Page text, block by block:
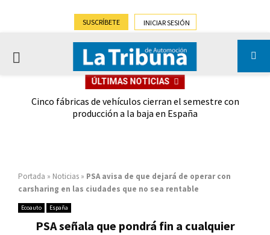
SUSCRÍBETE INICIAR SESIÓN
PRIMARY
ÚLTIMAS NOTICIAS
Cinco fábricas de vehículos cierran el semestre con
producción a la baja en España
Portada » Noticias » PSA avisa de que dejará de operar con
carsharing en las ciudades que no sea rentable
Ecoauto España
PSA señala que pondrá fin a cualquier